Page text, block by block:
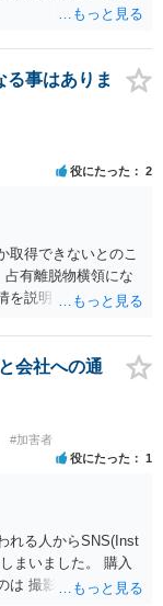
る事はありま
役にたった 2
取得できないとのこ
有離脱物横領にな
を説明して一個返還
申し出があれば取得
会社への通
#加害者
役にたった 1
れる人からSNS(Inst
まいました。 購入
は 撮影済みなら児童